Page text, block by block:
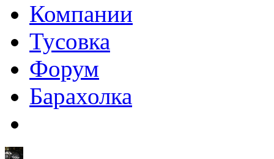
Компании
Тусовка
Форум
Барахолка